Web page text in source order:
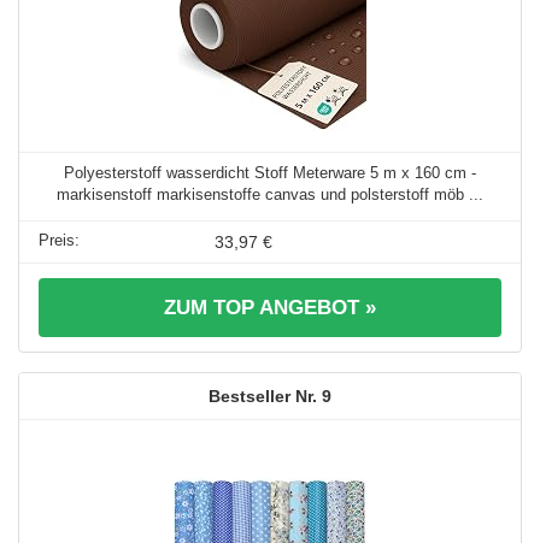
Polyesterstoff wasserdicht Stoff Meterware 5 m x 160 cm -
markisenstoff markisenstoffe canvas und polsterstoff möb ...
33,97 €
ZUM TOP ANGEBOT »
9